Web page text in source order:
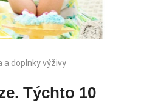
a doplnky výživy
Týchto 10